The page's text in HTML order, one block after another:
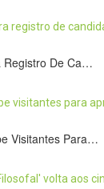
Registro De Ca…
Visitantes Para…